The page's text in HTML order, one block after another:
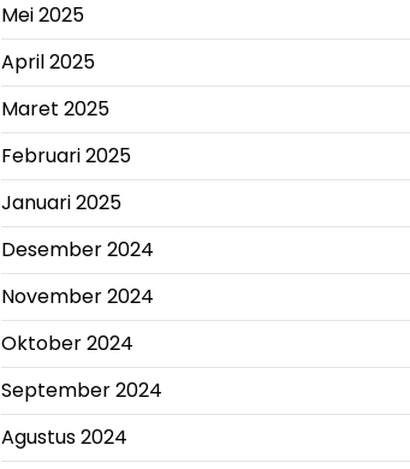
Mei 2025
April 2025
Maret 2025
Februari 2025
Januari 2025
Desember 2024
November 2024
Oktober 2024
September 2024
Agustus 2024